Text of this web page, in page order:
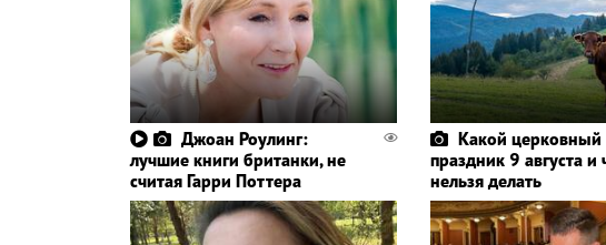
Джоан Роулинг:
лучшие книги британки, не
считая Гарри Поттера
Какой церковный
праздник 9 августа и
нельзя делать